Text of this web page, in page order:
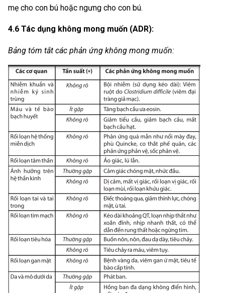
mẹ cho con bú hoặc ngưng cho con bú.
4.6 Tác dụng không mong muốn (ADR):
Bảng tóm tắt các phản ứng không mong muốn: